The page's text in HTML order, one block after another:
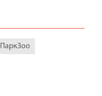
ПаркЗоо